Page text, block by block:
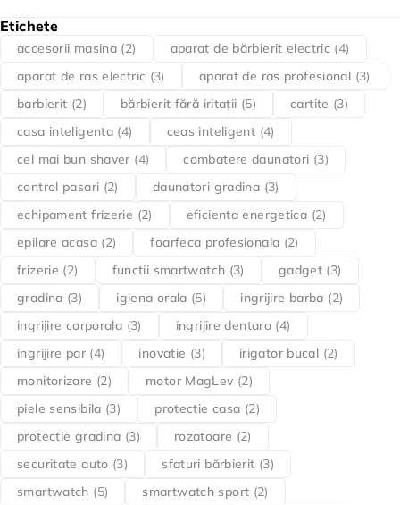
Etichete
accesorii masina (2) aparat de bărbierit electric (4)
aparat de ras electric (3) aparat de ras profesional (3)
barbierit (2) bărbierit fără iritații (5) cartite (3)
casa inteligenta (4) ceas inteligent (4)
cel mai bun shaver (4) combatere daunatori (3)
control pasari (2) daunatori gradina (3)
echipament frizerie (2) eficienta energetica (2)
epilare acasa(2) foarfeca profesionala (2)
frizerie (2) functii smartwatch (3) gadget (3)
gradina (3) igiena orala (5) ingrijire barba (2)
ingrijire corporala (3) ingrijire dentara (4)
ingrijire par(4) inovatie (3) irigator bucal (2)
monitorizare (2) motor MagLev (2)
piele sensibila (3) protectie casa (2)
protectie gradina (3) rozatoare (2)
securitate auto (3) sfaturi bărbierit (3)
smartwatch (5) smartwatch sport (2)